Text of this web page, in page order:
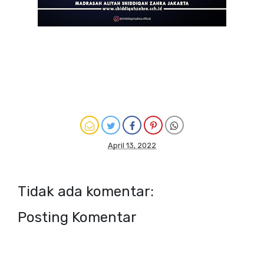
April 13, 2022
Tidak ada komentar:
Posting Komentar